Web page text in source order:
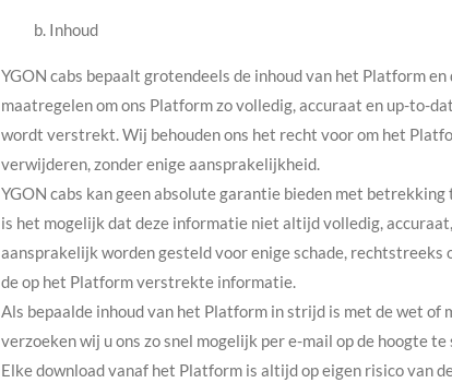
b. Inhoud
YGON cabs bepaalt grotendeels de inhoud van het Platform
maatregelen om ons Platform zo volledig, accuraat en up-to-
wordt verstrekt. Wij behouden ons het recht voor om het
verwijderen, zonder enige aansprakelijkheid.
YGON cabs kan geen absolute garantie bieden met
is het mogelijk dat deze informatie niet altijd volledig,
aansprakelijk worden gesteld voor enige schade,
de op het Platform verstrekte informatie.
Als bepaalde inhoud van het Platform in strijd is met de wet of
verzoeken wij u ons zo snel mogelijk per e-mail op de hoogte
Elke download vanaf het Platform is altijd op eigen risico van